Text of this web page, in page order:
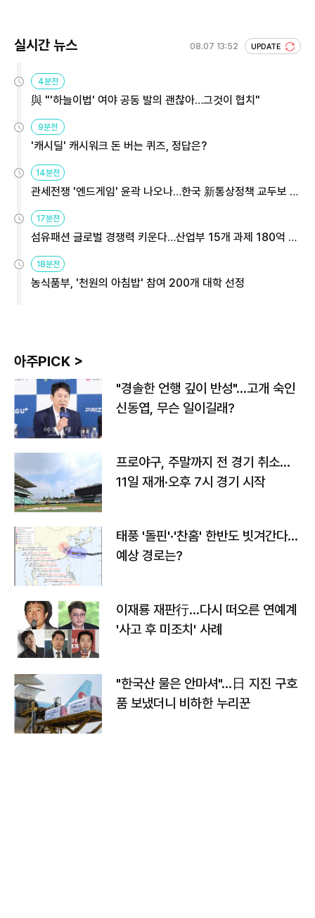
실시간 뉴스 08.07 13:52 UPDATE
4분전
與 "'하늘이법' 여야 공동 발의 괜찮아…그것이 협치"
9분전
'캐시딜' 캐시워크 돈 버는 퀴즈, 정답은?
14분전
관세전쟁 '엔드게임' 윤곽 나오나…한국 新통상정책 교두보 활
17분전
섬유패션 글로벌 경쟁력 키운다…산업부 15개 과제 180억 지
18분전
농식품부, '천원의 아침밥' 참여 200개 대학 선정
아주PICK >
"경솔한 언행 깊이 반성"…고개 숙인
신동엽, 무슨 일이길래?
프로야구, 주말까지 전 경기 취소…
11일 재개·오후 7시 경기 시작
태풍 '돌핀'·'찬홈' 한반도 빗겨간다…
예상 경로는?
이재룡 재판行…다시 떠오른 연예계
'사고 후 미조치' 사례
"한국산 물은 안마셔"…日 지진 구호
품 보냈더니 비하한 누리꾼